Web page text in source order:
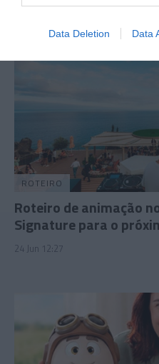
Data Deletion Data
ROTEIRO
Roteiro de animação
Signature para o
24 Jun 12:27